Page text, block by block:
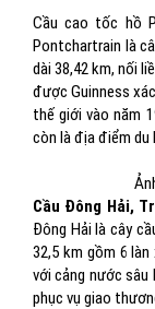
Cầu cao tốc hồ
Pontchartrain là
dài 38,42 km, nối
được Guinness
thế giới vào năm
còn là địa điểm du
Cầu Đông Hải,
Đông Hải là cây
32,5 km gồm 6
với cảng nước sâu
phục vụ giao